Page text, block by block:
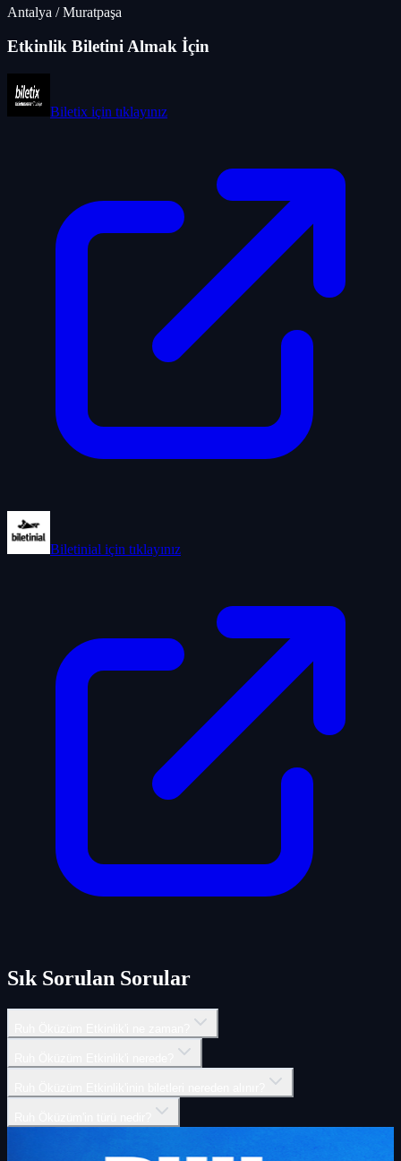
Antalya /Muratpaşa
Etkinlik Biletini Almak İçin
Biletix için tıklayınız
Biletinial için tıklayınız
Sık Sorulan Sorular